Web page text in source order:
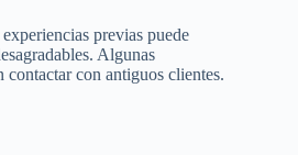
previas puede
Algunas
con antiguos clientes.